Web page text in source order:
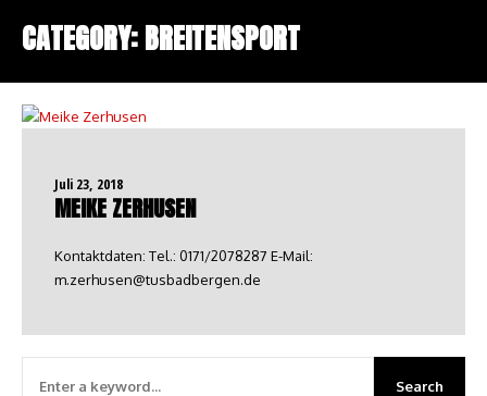
CATEGORY:BREITENSPORT
Juli 23, 2018
MEIKE ZERHUSEN
Kontaktdaten: Tel.: 0171/2078287 E-Mail:
m.zerhusen@tusbadbergen.de